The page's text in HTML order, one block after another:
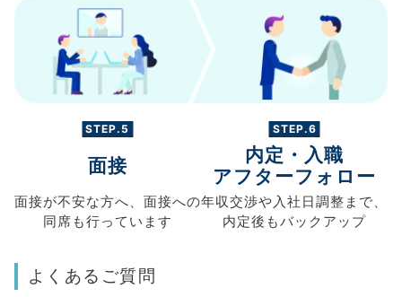
STEP.5
面接
面接が不安な方へ、 面接への
同席も行っています
STEP.6
内定・入職
アフターフォロー
年収交渉や入社日調整まで、
内定後もバックアップ
よくあるご質問